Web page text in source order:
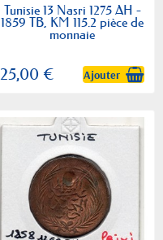
Tunisie 13 Nasri 1275 AH -
1859 TB, KM 115.2 pièce de
monnaie
25,00 € Ajouter